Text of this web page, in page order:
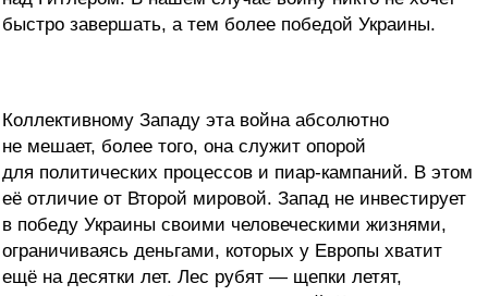
быстро завершать, а тем более победой Украины.
Коллективному Западу эта война абсолютно
не мешает, более того, она служит опорой
для политических процессов и пиар-кампаний. В этом
её отличие от Второй мировой. Запад не инвестирует
в победу Украины своими человеческими жизнями,
ограничиваясь деньгами, которых у Европы хватит
ещё на десятки лет. Лес рубят — щепки летят,